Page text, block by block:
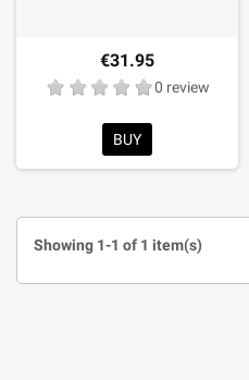
€31.95
0 review
BUY
Showing 1-1 of 1 item(s)